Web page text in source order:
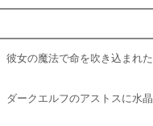
彼女の魔法で命を吹き込まれた
ダークエルフのアストスに水晶